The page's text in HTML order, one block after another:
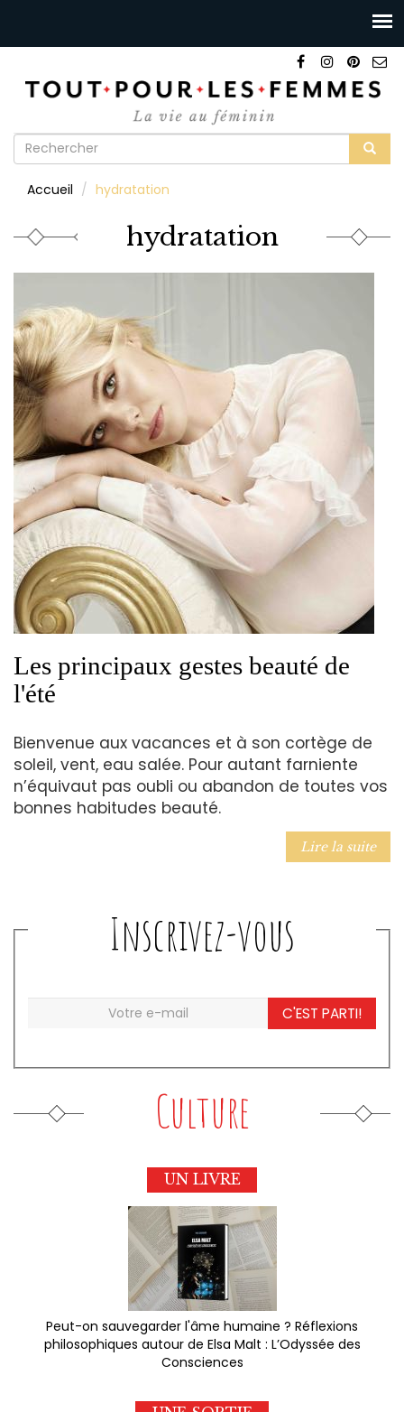
Formulaire
recherche
Accueil hydratation
hydratation
Les principaux gestes beauté de
l'été
Bienvenue aux vacances et à son cortège de
soleil, vent, eau salée. Pour autant farniente
n’équivaut pas oubli ou abandon de toutes vos
bonnes habitudes beauté.
Lire la suite
Inscrivez-vous
C'EST PARTI!
Culture
UN LIVRE
Peut-on sauvegarder l'âme humaine ? Réflexions
philosophiques autour de Elsa Malt : L’Odyssée des
Consciences